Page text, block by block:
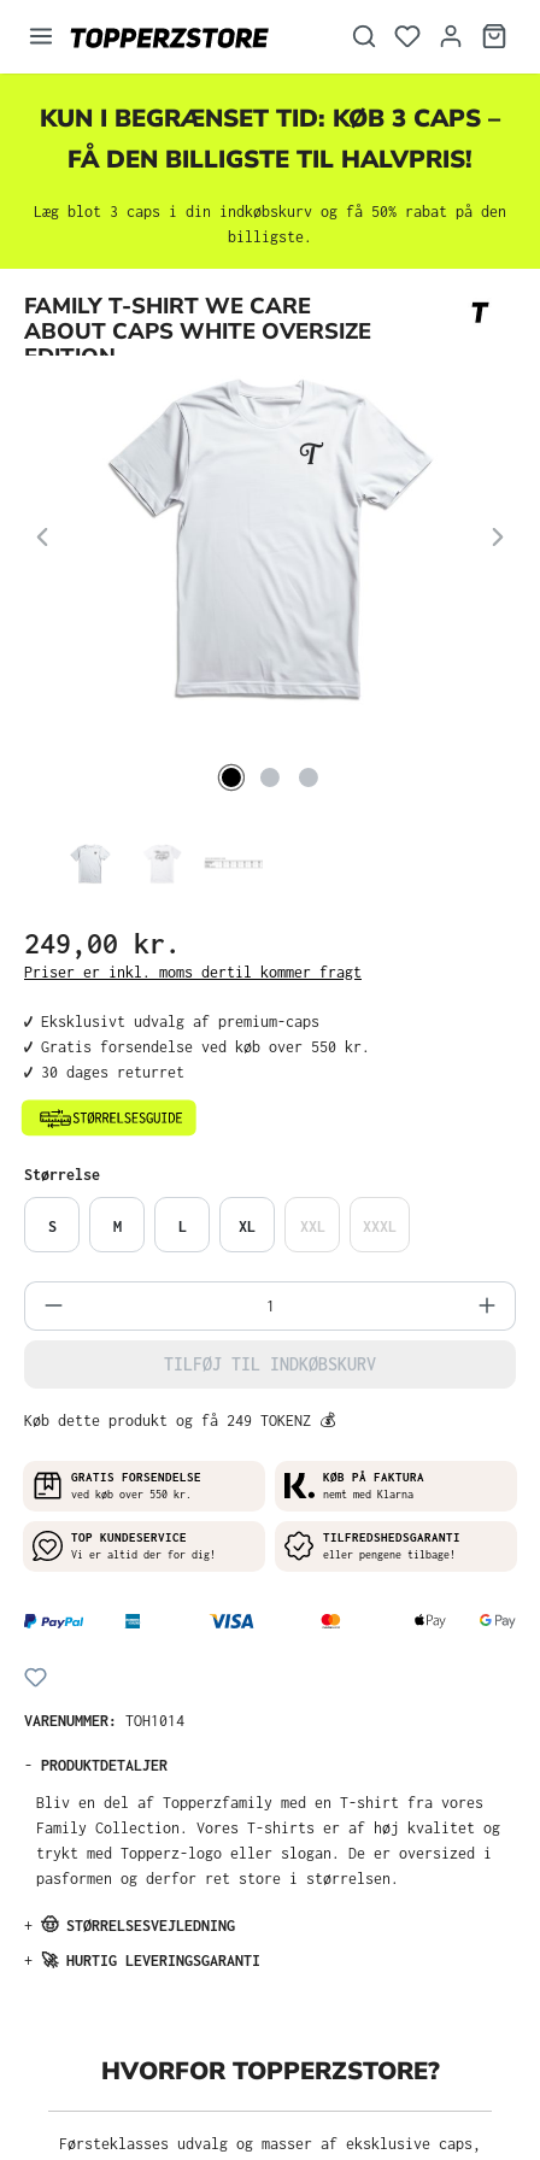
KUN I BEGRÆNSET TID: KØB 3 CAPS –
FÅ DEN BILLIGSTE TIL HALVPRIS!
Læg blot 3 caps i din indkøbskurv og få 50% rabat på den
billigste.
FAMILY T-SHIRT WE CARE
ABOUT CAPS WHITE OVERSIZE
EDITION
Spring over billedgalleri
249,00 kr.
Priser er inkl. moms dertil kommer fragt
✔️ Eksklusivt udvalg af premium-caps
✔️ Gratis forsendelse ved køb over 550 kr.
✔️ 30 dages returret
Vælg
Størrelse
S M L XL XXL XXXL
Produktmængde: Indtast det ønskede
TILFØJ TIL INDKØBSKURV
Køb dette produkt og få 249 TOKENZ 💰
GRATIS FORSENDELSE
ved køb over 550 kr.
KØB PÅ FAKTURA
nemt med Klarna
TOP KUNDESERVICE
Vi er altid der for dig!
TILFREDSHEDSGARANTI
eller pengene tilbage!
VARENUMMER: TOH1014
- PRODUKTDETALJER
Bliv en del af Topperzfamily med en T-shirt fra vores
Family Collection. Vores T-shirts er af høj kvalitet og
trykt med Topperz-logo eller slogan. De er oversized i
pasformen og derfor ret store i størrelsen.
+ 🤠 STØRRELSESVEJLEDNING
+ 🚀 HURTIG LEVERINGSGARANTI
HVORFOR TOPPERZSTORE?
Førsteklasses udvalg og masser af eksklusive caps,